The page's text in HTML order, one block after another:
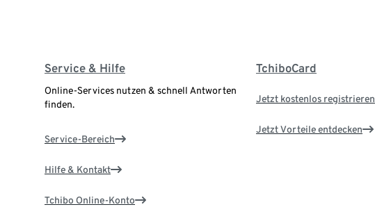
Service & Hilfe
Online-Services nutzen & schnell Antworten
finden.
Service-Bereich
Hilfe & Kontakt
Tchibo Online-Konto
TchiboCard
Jetzt kostenlos registrieren
Jetzt Vorteile entdecken